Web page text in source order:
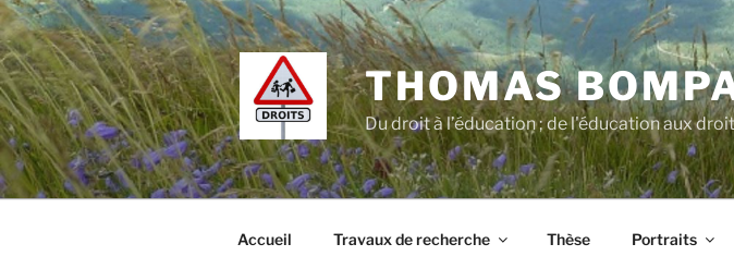
Aller
au
contenu
principal
THOMAS
Du droit à l’éducation ; de l'éducation aux
Accueil Travaux de recherche Thèse Portraits